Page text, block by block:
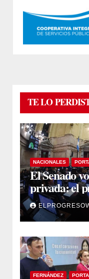
TE LO
NACIONALES
El Senado
privada: el
sanción
FERNÁNDEZ